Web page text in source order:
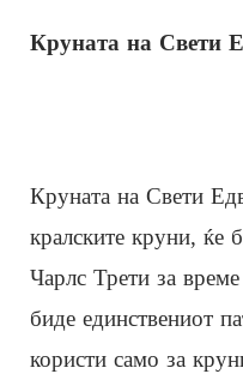
Круната на Свети
Круната на Свети
кралските круни, ќе
Чарлс Трети за
биде единствениот
користи само за